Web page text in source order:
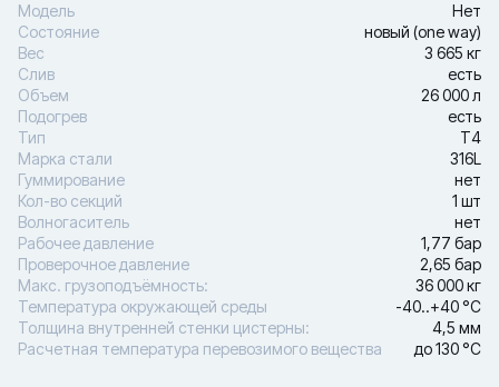
Модель
Нет
Состояние
новый (one way)
Вес
3 665 кг
Слив
есть
Объем
26 000 л
Подогрев
есть
Тип
Т4
Марка стали
316L
Гуммирование
нет
Кол-во секций
1 шт
Волногаситель
нет
Рабочее давление
1,77 бар
Проверочное давление
2,65 бар
Макс. грузоподъёмность:
36 000 кг
Температура окружающей среды
-40..+40 °С
Толщина внутренней стенки цистерны:
4,5 мм
Расчетная температура перевозимого вещества
до 130 °С